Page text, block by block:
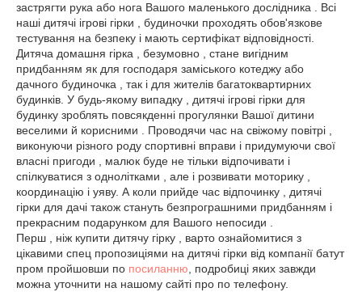
застрягти рука або нога Вашого маленького дослідника . Всі
наші дитячі ігрові гірки , будиночки проходять обов'язкове
тестування на безпеку і мають сертифікат відповідності.
Дитяча домашня гірка , безумовно , стане вигідним
придбанням як для господаря заміського котеджу або
дачного будиночка , так і для жителів багатоквартирних
будинків. У будь-якому випадку , дитячі ігрові гірки для
будинку зроблять повсякденні прогулянки Вашої дитини
веселими й корисними . Проводячи час на свіжому повітрі ,
виконуючи різного роду спортивні вправи і придумуючи свої
власні пригоди , малюк буде не тільки відпочивати і
спілкуватися з однолітками , але і розвивати моторику ,
координацію і уяву. А коли прийде час відпочинку , дитячі
гірки для дачі також стануть безпрограшними придбанням і
прекрасним подарунком для Вашого непосиди .
Перш , ніж купити дитячу гірку , варто ознайомитися з
цікавими спец пропозиціями на дитячі гірки від компанії батут
пром пройшовши по посиланню , подробиці яких завжди
можна уточнити на нашому сайті про по телефону.